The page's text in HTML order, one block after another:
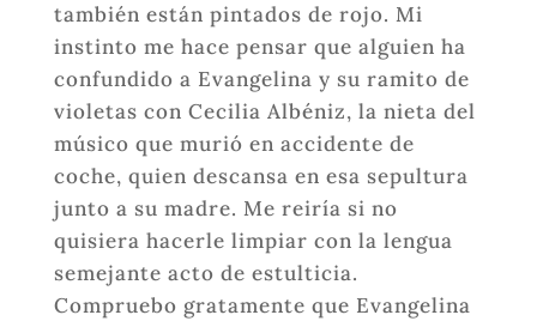
también están pintados de rojo. Mi
instinto me hace pensar que alguien ha
confundido a Evangelina y su ramito de
violetas con Cecilia Albéniz, la nieta del
músico que murió en accidente de
coche, quien descansa en esa sepultura
junto a su madre. Me reiría si no
quisiera hacerle limpiar con la lengua
semejante acto de estulticia.
Compruebo gratamente que Evangelina